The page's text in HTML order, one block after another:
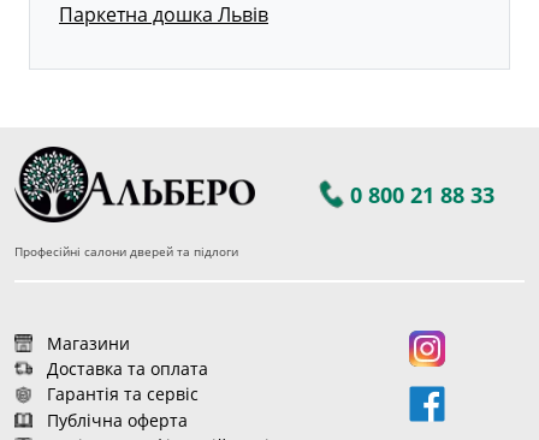
Паркетна дошка Львів
0 800 21 88 33
Професійні салони дверей та підлоги
Магазини
Доставка та оплата
Гарантія та сервіс
Публічна оферта